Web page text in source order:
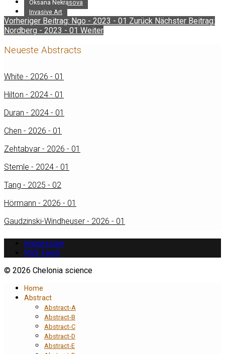
Oksana Nekrasova
Invasive Art
Vorheriger Beitrag: Ngo - 2023 - 01 Zurück Nächster Beitrag:
Nordberg - 2023 - 01 Weiter
Neueste Abstracts
White - 2026 - 01
Hilton - 2024 - 01
Duran - 2024 - 01
Chen - 2026 - 01
Zehtabvar - 2026 - 01
Stemle - 2024 - 01
Tang - 2025 - 02
Hörmann - 2026 - 01
Gaudzinski-Windheuser - 2026 - 01
Impressum
RSS Feed
© 2026 Chelonia science
Home
Abstract
Abstract-A
Abstract-B
Abstract-C
Abstract-D
Abstract-E